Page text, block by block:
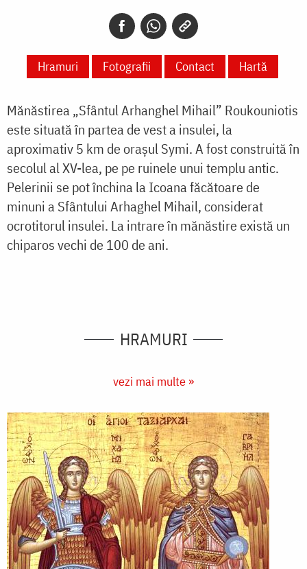
Hramuri Fotografii Contact Hartă
Mănăstirea „Sfântul Arhanghel Mihail” Roukouniotis
este situată în partea de vest a insulei, la
aproximativ 5 km de orașul Symi. A fost construită în
secolul al XV-lea, pe pe ruinele unui templu antic.
Pelerinii se pot închina la Icoana făcătoare de
minuni a Sfântului Arhaghel Mihail, considerat
ocrotitorul insulei. La intrare în mănăstireexistă un
chiparos vechi de 100 de ani.
HRAMURI
vezi mai multe »